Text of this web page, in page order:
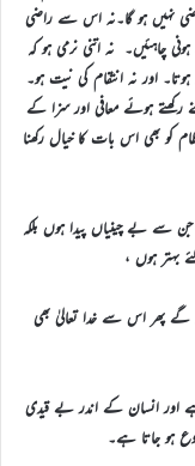
نہیں ہو گا۔نہ اس سے راضی
چاہئیں۔ نہ اتنی نرمی ہو کہ
اور نہ انتقام کی نیت ہو۔
رکھتے ہوئے معافی اور سزا کے
کو بھی اس بات کا خیال رکھنا
جن سے بے چینیاں پیدا ہوں بلکہ
بہتر ہوں ،
پھر اس سے خدا تعالیٰ بھی
ہے اور انسان کے اندر بے قیدی
ہو جاتا ہے۔